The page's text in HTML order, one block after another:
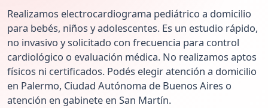
Realizamos electrocardiograma pediátrico a domicilio
para bebés, niños y adolescentes. Es un estudio rápido,
no invasivo y solicitado con frecuencia para control
cardiológico o evaluación médica. No realizamos aptos
físicos ni certificados. Podés elegir atención a domicilio
en Palermo, Ciudad Autónoma de Buenos Aires o
atención en gabinete en San Martín.